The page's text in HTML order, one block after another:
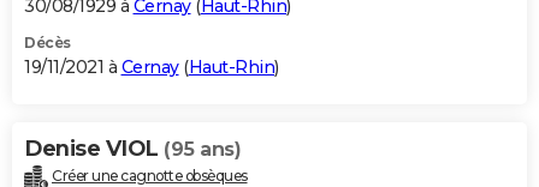
30/08/1929 à Cernay( Haut-Rhin)
Décès
19/11/2021 à Cernay(Haut-Rhin)
Denise VIOL (95 ans)
Créer une cagnotte obsèques